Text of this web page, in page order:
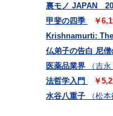
裏モノ JAPAN
甲斐の四季
￥
Krishnamurti:
仏弟子の告白 尼
医薬品業界
（吉
法哲学入門
￥
水谷八重子
（松本